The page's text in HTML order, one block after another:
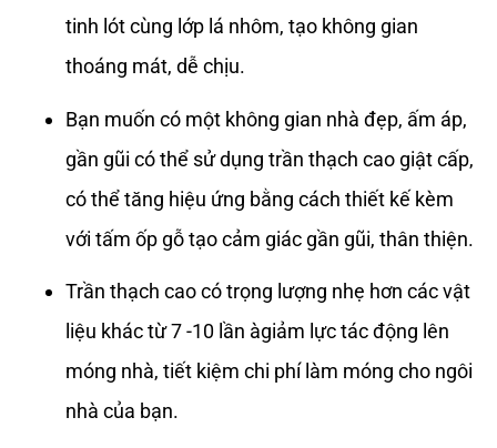
tinh lót cùng lớp lá nhôm, tạo không gian
thoáng mát, dễ chịu.
Bạn muốn có một không gian nhà đẹp, ấm áp,
gần gũi có thể sử dụng trần thạch cao giật cấp,
có thể tăng hiệu ứng bằng cách thiết kế kèm
với tấm ốp gỗ tạo cảm giác gần gũi, thân thiện.
Trần thạch cao có trọng lượng nhẹ hơn các vật
liệu khác từ 7 -10 lần àgiảm lực tác động lên
móng nhà, tiết kiệm chi phí làm móng cho ngôi
nhà của bạn.